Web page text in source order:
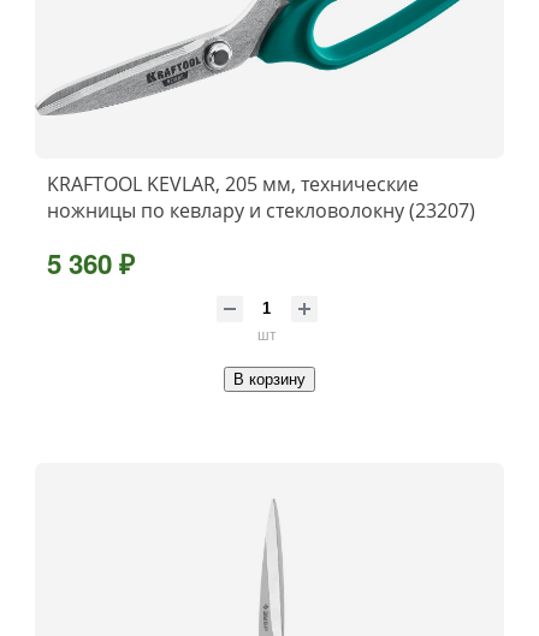
KRAFTOOL KEVLAR, 205 мм, технические
ножницы по кевлару и стекловолокну (23207)
5 360 ₽
шт
В корзину